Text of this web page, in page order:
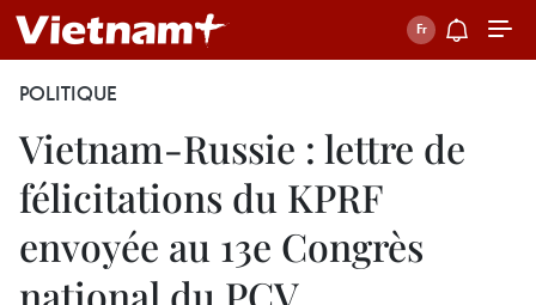
POLITIQUE
Vietnam-Russie : lettre de
félicitations du KPRF
envoyée au 13e Congrès